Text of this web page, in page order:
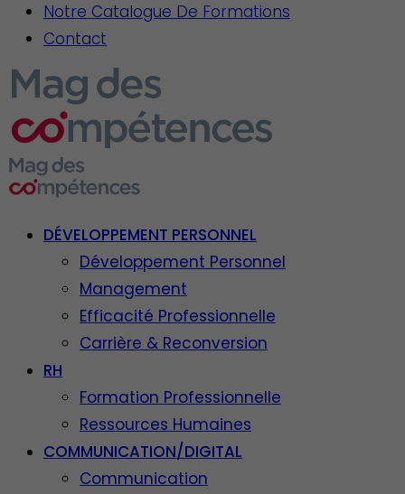
Notre Catalogue De Formations
Contact
DÉVELOPPEMENT PERSONNEL
Développement Personnel
Management
Efficacité Professionnelle
Carrière & Reconversion
RH
Formation Professionnelle
Ressources Humaines
COMMUNICATION/DIGITAL
Communication